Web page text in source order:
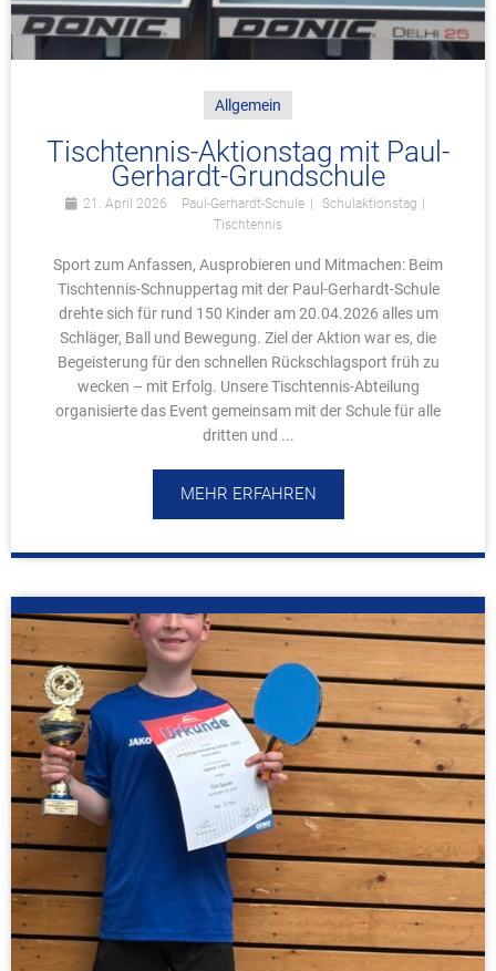
Allgemein
Tischtennis-Aktionstag mit Paul-
Gerhardt-Grundschule
21. April 2026 Paul-Gerhardt-Schule
Schulaktionstag
Tischtennis
Sport zum Anfassen, Ausprobieren und Mitmachen: Beim
Tischtennis-Schnuppertag mit der Paul-Gerhardt-Schule
drehte sich für rund 150 Kinder am 20.04.2026 alles um
Schläger, Ball und Bewegung. Ziel der Aktion war es, die
Begeisterung für den schnellen Rückschlagsport früh zu
wecken – mit Erfolg. Unsere Tischtennis-Abteilung
organisierte das Event gemeinsam mit der Schule für alle
dritten und ...
MEHR ERFAHREN